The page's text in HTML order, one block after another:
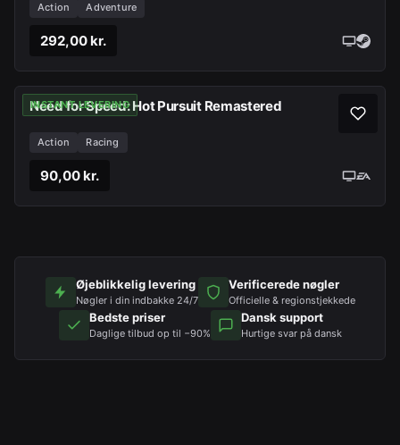
Action Adventure
292,00 kr.
INSTANT LEVERING
Need for Speed: Hot Pursuit Remastered
Action Racing
90,00 kr.
Øjeblikkelig levering
Nøgler i din indbakke 24/7
Verificerede nøgler
Officielle & regionstjekkede
Bedste priser
Daglige tilbud op til −90%
Dansk support
Hurtige svar på dansk